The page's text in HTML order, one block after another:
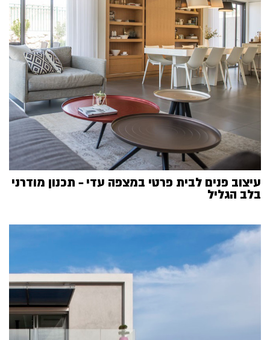
עיצוב פנים לבית פרטי במצפה עדי – תכנון מודרני
בלב הגליל